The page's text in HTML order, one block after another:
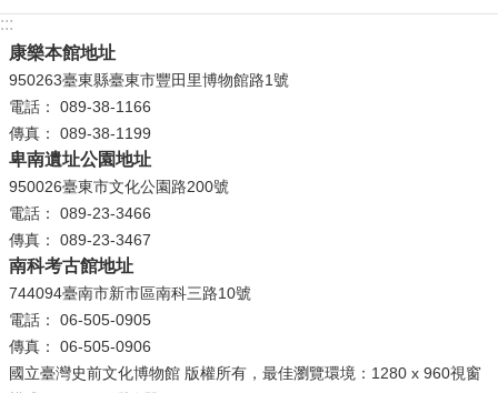
:::
康樂本館地址
950263臺東縣臺東市豐田里博物館路1號
電話： 089-38-1166
傳真： 089-38-1199
卑南遺址公園地址
950026臺東市文化公園路200號
電話： 089-23-3466
傳真： 089-23-3467
南科考古館地址
744094臺南市新市區南科三路10號
電話： 06-505-0905
傳真： 06-505-0906
國立臺灣史前文化博物館 版權所有，最佳瀏覽環境：1280 x 960視窗